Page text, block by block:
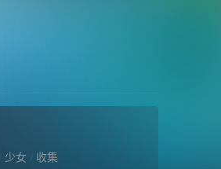
少女
收集